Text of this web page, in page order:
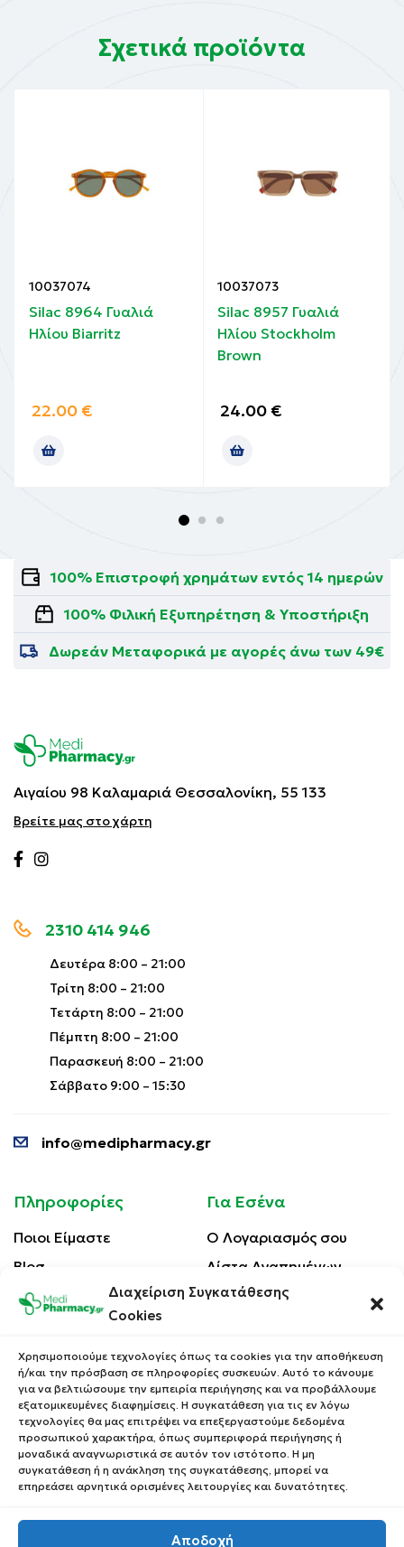
Διαχείριση Συγκατάθεσης
Cookies
Χρησιμοποιούμε τεχνολογίες όπως τα cookies για την αποθήκευση
ή/και την πρόσβαση σε πληροφορίες συσκευών. Αυτό το κάνουμε
για να βελτιώσουμε την εμπειρία περιήγησης και να προβάλλουμε
εξατομικευμένες διαφημίσεις. Η συγκατάθεση για τις εν λόγω
τεχνολογίες θα μας επιτρέψει να επεξεργαστούμε δεδομένα
προσωπικού χαρακτήρα, όπως συμπεριφορά περιήγησης ή
μοναδικά αναγνωριστικά σε αυτόν τον ιστότοπο. Η μη
συγκατάθεση ή η ανάκληση της συγκατάθεσης, μπορεί να
επηρεάσει αρνητικά ορισμένες λειτουργίες και δυνατότητες.
Αποδοχή
Σχετικά προϊόντα
10037074
Silac 8964 Γυαλιά
Ηλίου Biarritz
22.00 €
10037073
Silac 8957 Γυαλιά
Ηλίου Stockholm
Brown
24.00 €
100% Επιστροφή χρημάτων εντός 14 ημερών
100% Φιλική Εξυπηρέτηση & Υποστήριξη
Δωρεάν Μεταφορικά με αγορές άνω των 49€
Αιγαίου 98 Καλαμαριά Θεσσαλονίκη, 55 133
Βρείτε μας στο χάρτη
2310 414 946
Δευτέρα 8:00 – 21:00
Τρίτη 8:00 – 21:00
Τετάρτη 8:00 – 21:00
Πέμπτη 8:00 – 21:00
Παρασκευή 8:00 – 21:00
Σάββατο 9:00 – 15:30
info@medipharmacy.gr
Πληροφορίες
Ποιοι Είμαστε
Blog
Επικοινωνία
Πολιτική Απορρήτου
Τρόποι Αποστολής
Τρόποι Πληρωμής
Επιστροφές Προϊόντων
Για Εσένα
Ο Λογαριασμός σου
Λίστα Αγαπημένων
Οι Παραγγελίες σου
Κέρδισε Κουπόνι
Έκπτωσης